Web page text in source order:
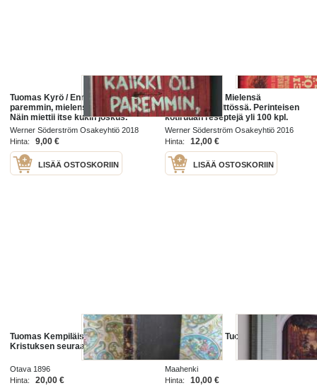
Tuomas Kyrö / Ennen kaikki oli
paremmin, mielensäpahoittaja.
Näin miettii itse kukin joskus.
Pa.2018
Werner Söderström Osakeyhtiö 2018
Hinta:
9,00 €
LISÄÄ OSTOSKORIIN
Tuomas Kyrö / Mielensä
pahoittajan keittössä. Perinteisen
kotiruuan reseptejä yli 100 kpl.
Käytännön tuliainen tai lahja.
Sivuja 144. Ruokahalua nostattavia
kuvia.
Werner Söderström Osakeyhtiö 2016
Hinta:
12,00 €
LISÄÄ OSTOSKORIIN
Tuomas Kempiläisen neljä kirjaa
Kristuksen seuraamisesta
Otava 1896
Hinta:
20,00 €
Seurantalolla : Tuomas Uusheimon
valokuvia
Maahenki
Hinta:
10,00 €